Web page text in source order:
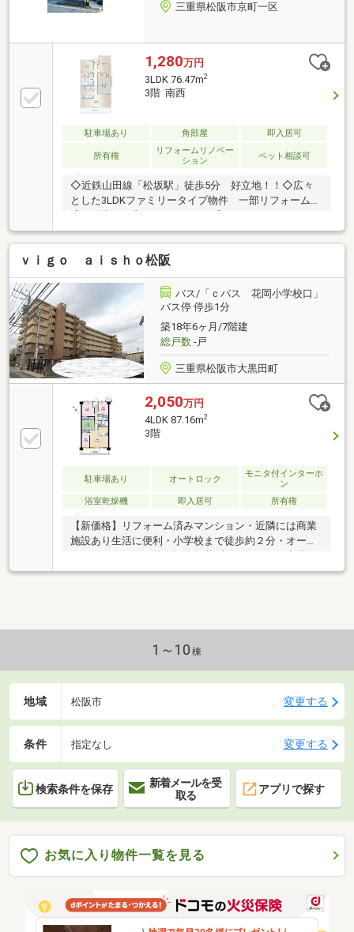
三重県松阪市京町一区
1,280万円
3LDK 76.47m2
3階 南西
駐車場あり 角部屋 即入居可
所有権
リフォームリノベー
ション
ペット相談可
◇近鉄山田線「松坂駅」徒歩5分 好立地！！◇広々
とした3LDKファミリータイプ物件 一部リフォーム
ｖｉｇｏ ａｉｓｈｏ松阪
バス/「ｃバス 花岡小学校口」
バス停 停歩1分
築18年6ヶ月/7階建
総戸数-戸
三重県松阪市大黒田町
2,050万円
4LDK 87.16m2
3階
駐車場あり オートロック
モニタ付インターホ
ン
浴室乾燥機
即入居可 所有権
【新価格】リフォーム済みマンション・近隣には商業
施設あり生活に便利・小学校まで徒歩約２分・オート
能
1～10 棟
地域 松阪市 変更する
条件 指定なし 変更する
検索条件を保存
新着メールを受
取る
アプリで探す
お気に入り物件一覧を見る